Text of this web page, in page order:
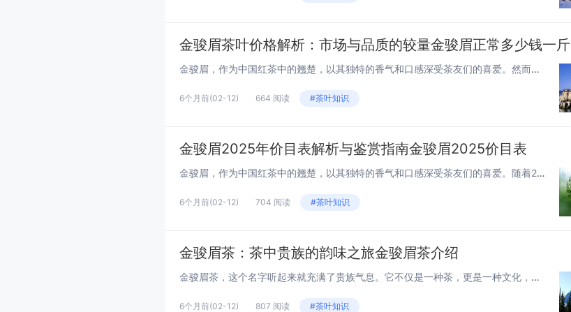
金骏眉茶叶价格解析：市场与品质的较量金骏眉正常多少钱一斤
金骏眉，作为中国红茶中的翘楚，以其独特的香气和口感深受茶友们的喜爱。然而，市场上金骏眉的价格参差不齐，让消费者在选择时常常感到困惑。本文将带你深入了解金骏眉的正常价格，以及影响价格的因素。 金骏眉的市场价格 金骏眉的价格因品质、产地、品牌...
6个月前(02-12) 664 阅读 #茶叶知识
金骏眉2025年价目表解析与鉴赏指南金骏眉2025价目表
金骏眉，作为中国红茶中的翘楚，以其独特的香气和口感深受茶友们的喜爱。随着2025年的到来，金骏眉的价目表也迎来了新一轮的调整。本文将为您详细解析2025年金骏眉的价目表，并提供鉴赏指南，帮助您更好地了解和选择适合自己口味的金骏眉。 一、金...
6个月前(02-12) 704 阅读 #茶叶知识
金骏眉茶：茶中贵族的韵味之旅金骏眉茶介绍
金骏眉茶，这个名字听起来就充满了贵族气息。它不仅是一种茶，更是一种文化，一种艺术，一种生活的态度。让我们一起走进金骏眉的世界，感受它独特的韵味。 金骏眉的起源 金骏眉茶，这个名字来源于它的产地——中国福建省武夷山。"金"...
6个月前(02-12) 807 阅读 #茶叶知识